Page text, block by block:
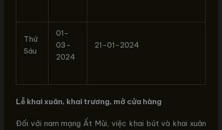
Thứ
Sáu
01-
03-
2024
21-01-2024
Lễ khai xuân, khai trương, mở cửa hàng
Đối với nam mạng Ất Mùi, việc khai bút và khai xuân